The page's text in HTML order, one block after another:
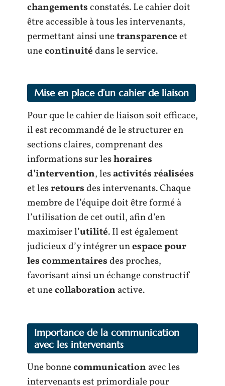
changementsconstatés. Le cahier doit
être accessible à tous les intervenants,
permettant ainsi unetransparenceet
unecontinuitédans le service.
Mise en place d’un cahier de liaison
Pour que le cahier de liaison soit efficace,
il est recommandé de le structurer en
sections claires, comprenant des
informations sur leshoraires
d’intervention, lesactivités réalisées
et lesretoursdes intervenants. Chaque
membre de l’équipe doit être formé à
l’utilisation de cet outil, afin d’en
maximiser l’utilité. Il est également
judicieux d’y intégrer unespace pour
les commentairesdes proches,
favorisant ainsi un échange constructif
et unecollaboration active.
Importance de la communication
avec les intervenants
Une bonnecommunication avec les
intervenants est primordiale pour